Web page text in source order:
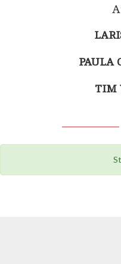
PAULA
TIM